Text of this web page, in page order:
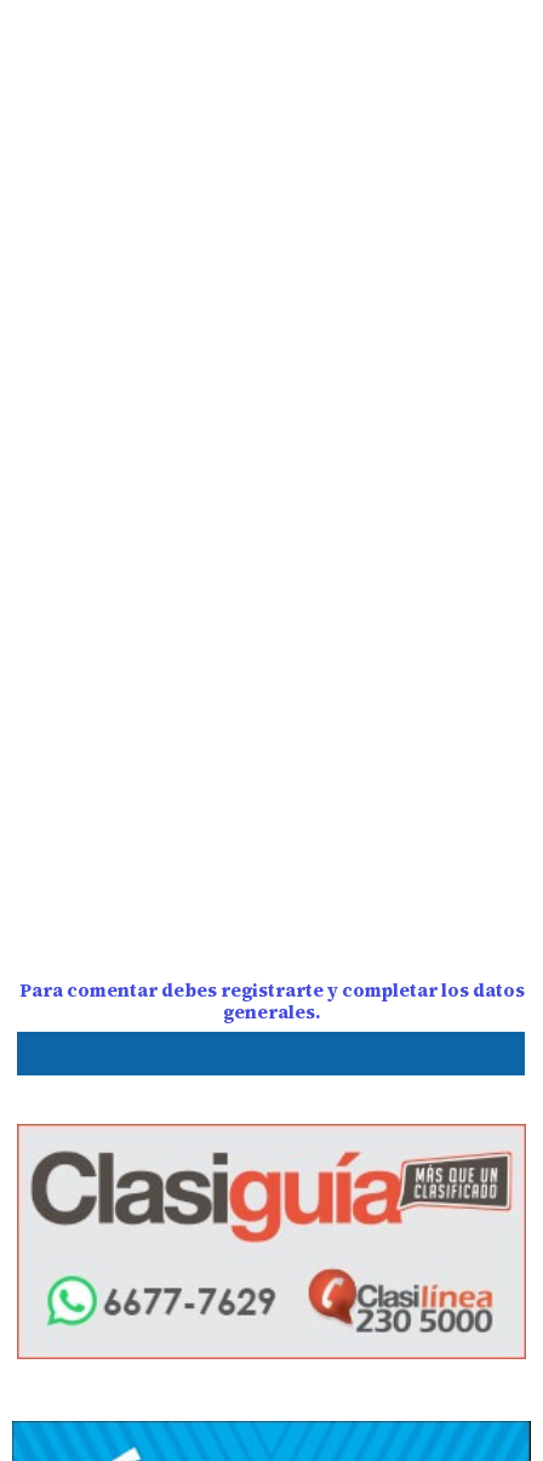
Para comentar debes registrarte y completar los datos
generales.